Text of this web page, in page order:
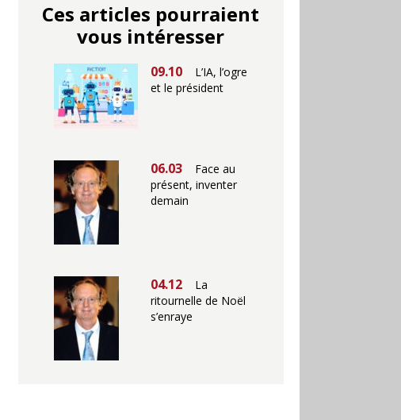
Ces articles pourraient
vous intéresser
09.10
L’IA, l’ogre
et le président
06.03
Face au
présent, inventer
demain
04.12
La
ritournelle de Noël
s’enraye